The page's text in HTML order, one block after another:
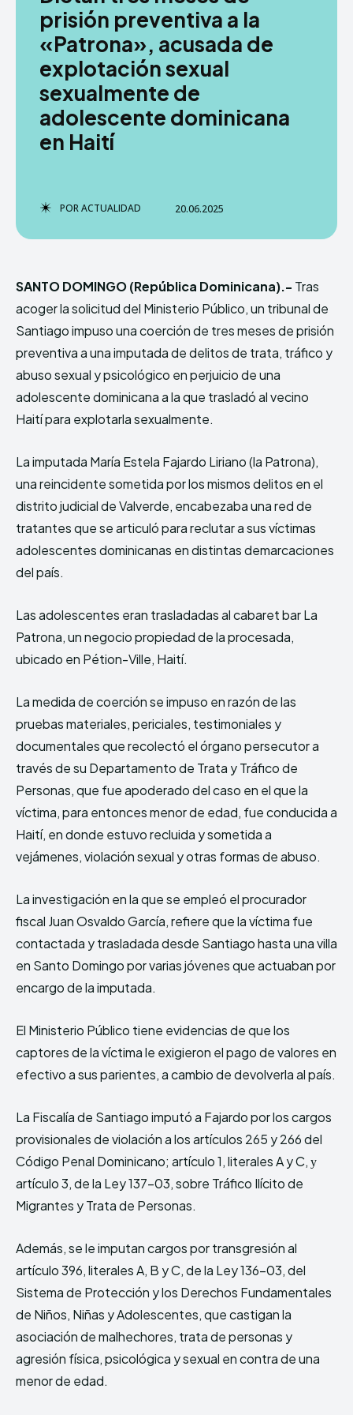
TERMS & CONDITIONS
PRIVACY POLICY
NEWSLETTER
DMCA ABOUT US
Comparte esto:
TERMS & CONDITIONS
PRIVACY POLICY
NEWSLETTER
DMCA ABOUT US
Comparte esto:
prisión preventiva a la
«Patrona», acusada de
explotación sexual
sexualmente de
adolescente dominicana
en Haití
PORACTUALIDAD 20.06.2025
SANTO DOMINGO (República Dominicana).- Tras
acoger la solicitud del Ministerio Público, un tribunal de
Santiago impuso una coerción de tres meses de prisión
preventiva a una imputada de delitos de trata, tráfico y
abuso sexual y psicológico en perjuicio de una
adolescente dominicana a la que trasladó al vecino
Haití para explotarla sexualmente.
La imputada María Estela Fajardo Liriano (la Patrona),
una reincidente sometida por los mismos delitos en el
distrito judicial de Valverde, encabezaba una red de
tratantes que se articuló para reclutar a sus víctimas
adolescentes dominicanas en distintas demarcaciones
del país.
Las adolescentes eran trasladadas al cabaret bar La
Patrona, un negocio propiedad de la procesada,
ubicado en Pétion-Ville, Haití.
La medida de coerción se impuso en razón de las
pruebas materiales, periciales, testimoniales y
documentales que recolectó el órgano persecutor a
través de su Departamento de Trata y Tráfico de
Personas, que fue apoderado del caso en el que la
víctima, para entonces menor de edad, fue conducida a
Haití, en donde estuvo recluida y sometida a
vejámenes, violación sexual y otras formas de abuso.
La investigación en la que se empleó el procurador
fiscal Juan Osvaldo García, refiere que la víctima fue
contactada y trasladada desde Santiago hasta una villa
en Santo Domingo por varias jóvenes que actuaban por
encargo de la imputada.
El Ministerio Público tiene evidencias de que los
captores de la víctima le exigieron el pago de valores en
efectivo a sus parientes, a cambio de devolverla al país.
La Fiscalía de Santiago imputó a Fajardo por los cargos
provisionales de violación a los artículos 265 y 266 del
Código Penal Dominicano; artículo 1, literales A y C, у
artículo 3, de la Ley 137-03, sobre Tráfico Ilícito de
Migrantes y Trata de Personas.
Además, se le imputan cargos por transgresión al
artículo 396, literales A, B y C, de la Ley 136-03, del
Sistema de Protección y los Derechos Fundamentales
de Niños, Niñas y Adolescentes, que castigan la
asociación de malhechores, trata de personas y
agresión física, psicológica y sexual en contra de una
menor de edad.